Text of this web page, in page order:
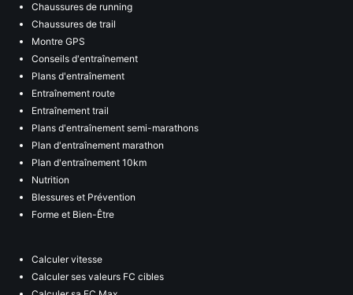
Chaussures de running
Chaussures de trail
Montre GPS
Conseils d'entraînement
Plans d'entraînement
Entraînement route
Entraînement trail
Plans d'entraînement semi-marathons
Plan d'entraînement marathon
Plan d'entraînement 10km
Nutrition
Blessures et Prévention
Forme et Bien-Être
Calculer vitesse
Calculer ses valeurs FC cibles